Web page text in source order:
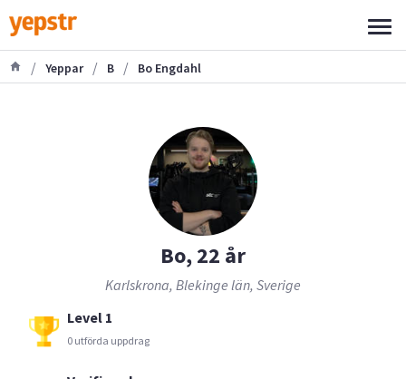
/ Yeppar / B / Bo Engdahl
Bo, 22 år
Karlskrona, Blekinge län, Sverige
Level 1
0 utförda uppdrag